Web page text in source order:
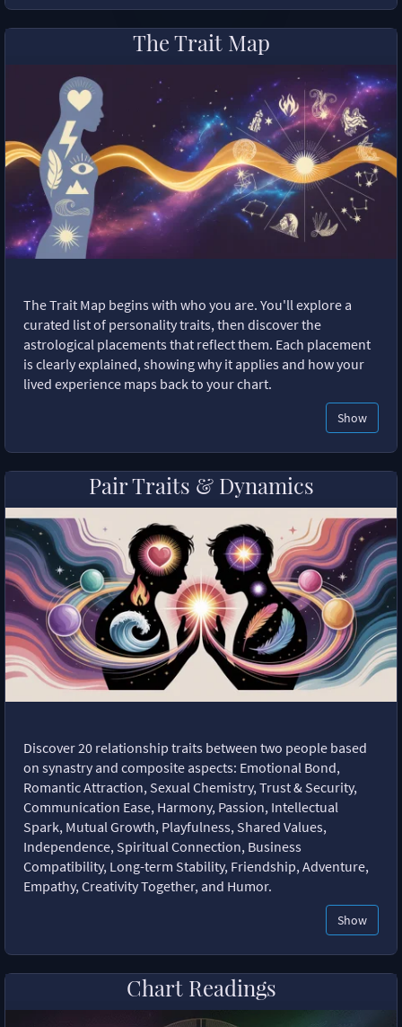
The Trait Map
The Trait Map begins with who you are. You'll explore a
curated list of personality traits, then discover the
astrological placements that reflect them. Each placement
is clearly explained, showing why it applies and how your
lived experience maps back to your chart.
Show
Pair Traits & Dynamics
Discover 20 relationship traits between two people based
on synastry and composite aspects: Emotional Bond,
Romantic Attraction, Sexual Chemistry, Trust & Security,
Communication Ease, Harmony, Passion, Intellectual
Spark, Mutual Growth, Playfulness, Shared Values,
Independence, Spiritual Connection, Business
Compatibility, Long-term Stability, Friendship, Adventure,
Empathy, Creativity Together, and Humor.
Show
Chart Readings